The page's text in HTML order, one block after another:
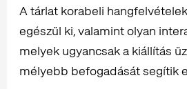
A tárlat korabeli
egészül ki, valamint olyan
melyek ugyancsak a kiállítás
mélyebb befogadását segítik